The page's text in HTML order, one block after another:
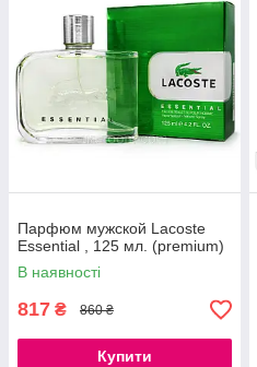
Парфюм мужской Lacoste
Essential , 125 мл. (premium)
В наявності
817 ₴ 860 ₴
Купити